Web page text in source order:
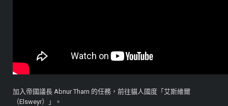
加入帝國議長 Abnur Tharn 的任務，前往貓人國度「艾斯維爾
（Elsweyr）」。